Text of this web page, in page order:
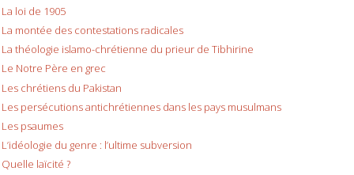
La loi de 1905
La montée des contestations radicales
La théologie islamo-chrétienne du prieur de Tibhirine
Le Notre Père en grec
Les chrétiens du Pakistan
Les persécutions antichrétiennes dans les pays musulmans
Les psaumes
L’idéologie du genre : l’ultime subversion
Quelle laïcité ?